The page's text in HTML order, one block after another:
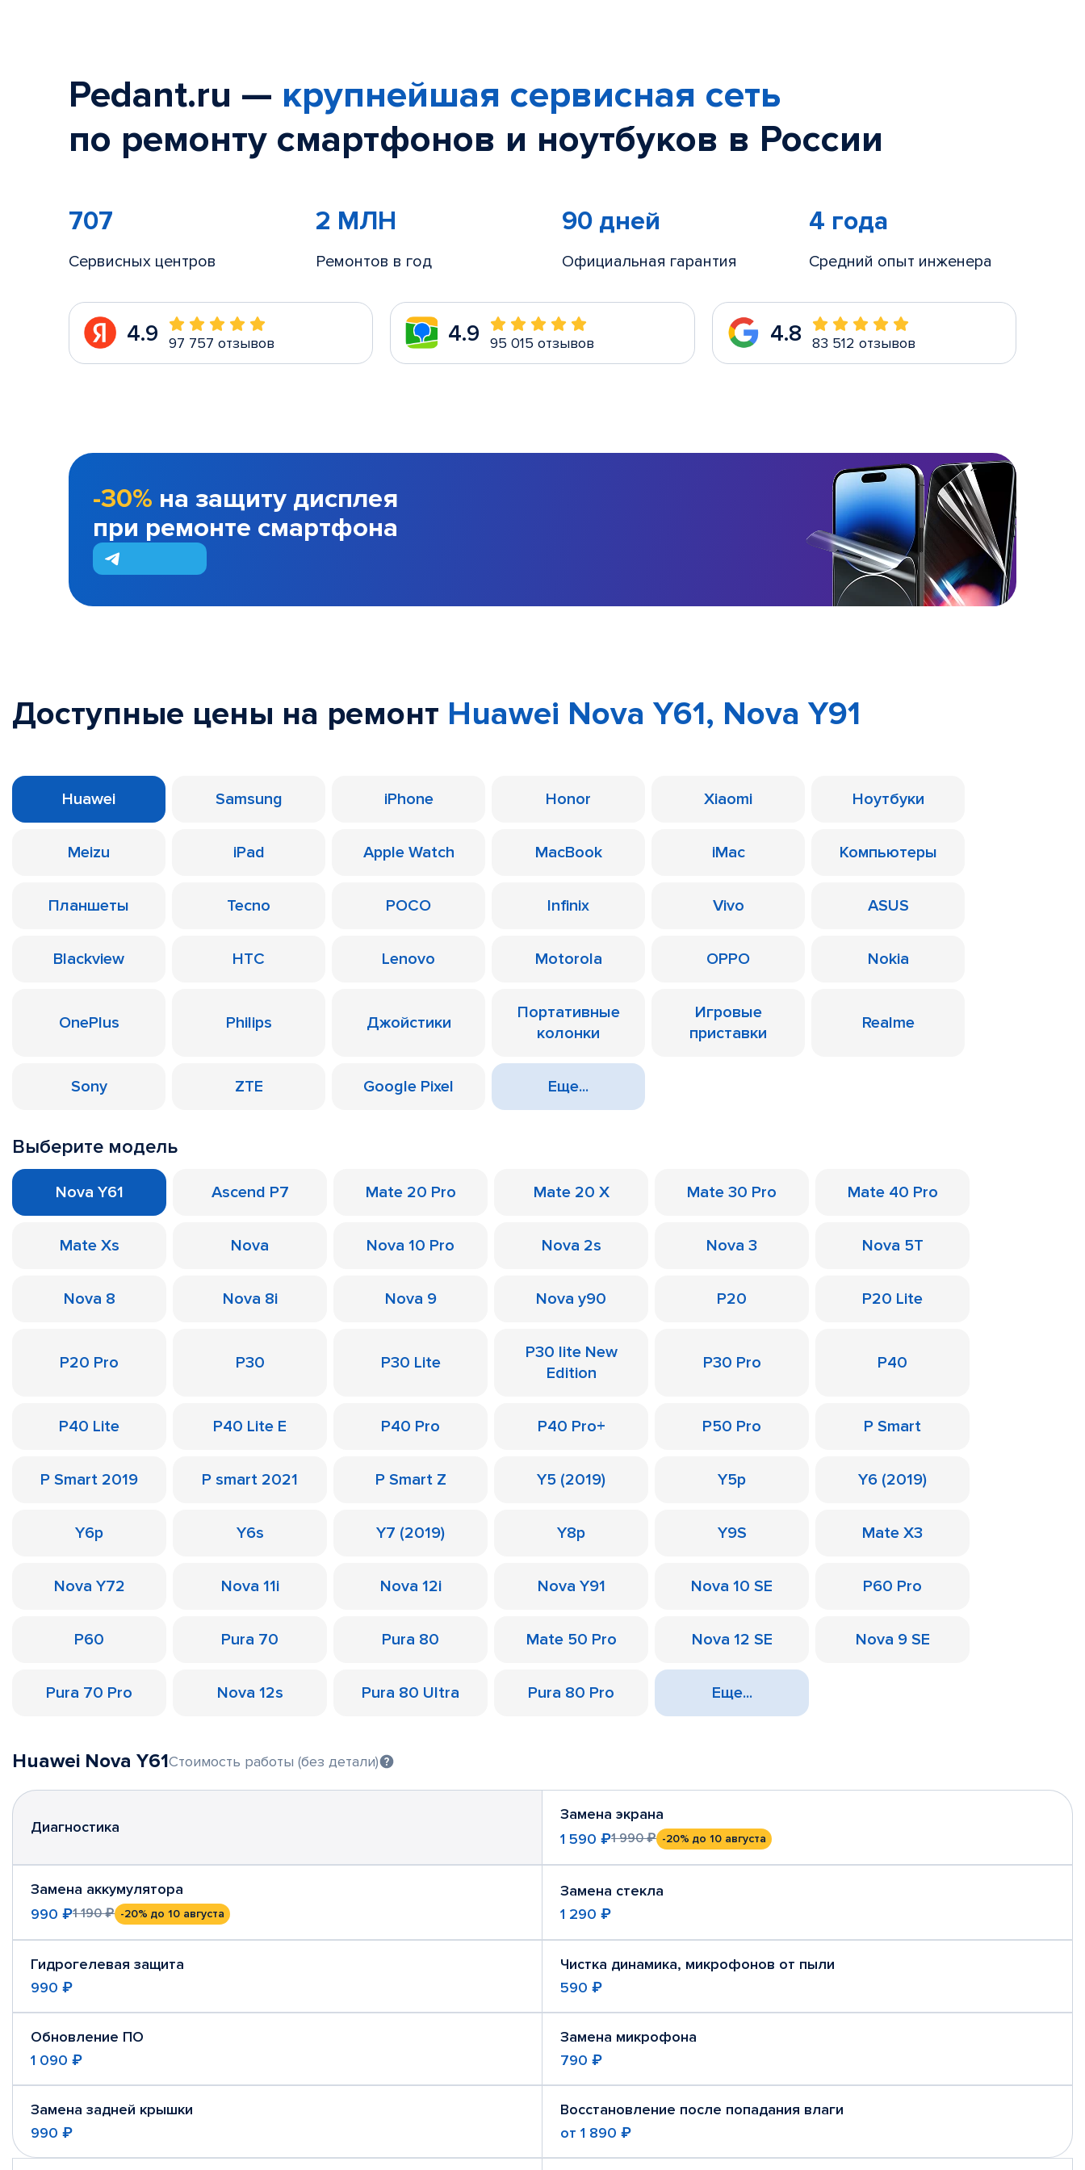
Pedant.ru — крупнейшая сервисная сеть
по ремонту смартфонов и ноутбуков в России
707
Сервисных центров
2 МЛН
Ремонтов в год
90 дней
Официальная гарантия
4 года
Средний опыт инженера
4.9 97 757 отзывов 4.9 95 015 отзывов 4.8 83 512 отзывов
-30% на защиту дисплея
при ремонте смартфона
Доступные цены на ремонт Huawei Nova Y61, Nova Y91
Huawei Samsung iPhone Honor Xiaomi Ноутбуки
Meizu iPad Apple Watch MacBook iMac Компьютеры
Планшеты Tecno POCO Infinix Vivo ASUS
Blackview HTC Lenovo Motorola OPPO Nokia
OnePlus Philips Джойстики
Портативные
колонки
Игровые
приставки
Realme
Sony ZTE Google Pixel Еще...
Выберите модель
Nova Y61 Ascend P7 Mate 20 Pro Mate 20 X Mate 30 Pro Mate 40 Pro
Mate Xs Nova Nova 10 Pro Nova 2s Nova 3 Nova 5T
Nova 8 Nova 8i Nova 9 Nova y90 P20 P20 Lite
P20 Pro P30 P30 Lite
P30 lite New
Edition
P30 Pro P40
P40 Lite P40 Lite E P40 Pro P40 Pro+ P50 Pro P Smart
P Smart 2019 P smart 2021 P Smart Z Y5 (2019) Y5p Y6 (2019)
Y6p Y6s Y7 (2019) Y8p Y9S Mate X3
Nova Y72 Nova 11i Nova 12i Nova Y91 Nova 10 SE P60 Pro
P60 Pura 70 Pura 80 Mate 50 Pro Nova 12 SE Nova 9 SE
Pura 70 Pro Nova 12s Pura 80 Ultra Pura 80 Pro Еще...
Huawei Nova Y61Стоимость работы (без детали)
Диагностика
Замена экрана
1 590 ₽1 990 ₽ -20% до 10 августа
Замена аккумулятора
990 ₽1 190 ₽ -20% до 10 августа
Замена стекла
1 290 ₽
Гидрогелевая защита
990 ₽
Чистка динамика, микрофонов от пыли
590 ₽
Обновление ПО
1 090 ₽
Замена микрофона
790 ₽
Замена задней крышки
990 ₽
Восстановление после попадания влаги
от 1 890 ₽